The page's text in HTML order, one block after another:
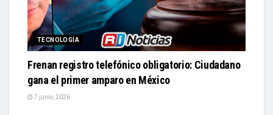
TECNOLOGÍA
Frenan registro telefónico obligatorio: Ciudadano
gana el primer amparo en México
7 junio, 2026